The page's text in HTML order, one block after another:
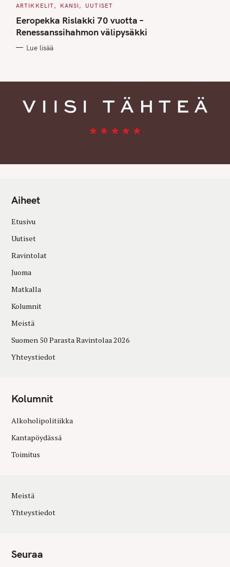
C
T
E
G
O
I
ARTIKKELIT KANSI UUTISET
Eeropekka Rislakki 70 vuotta –
Renessanssihahmon välipysäkki
Lue lisää
Aiheet
Etusivu
Uutiset
Ravintolat
Juoma
Matkalla
Kolumnit
Meistä
Suomen 50 Parasta Ravintolaa 2026
Yhteystiedot
Kolumnit
Alkoholipolitiikka
Kantapöydässä
Toimitus
Meistä
Yhteystiedot
Seuraa